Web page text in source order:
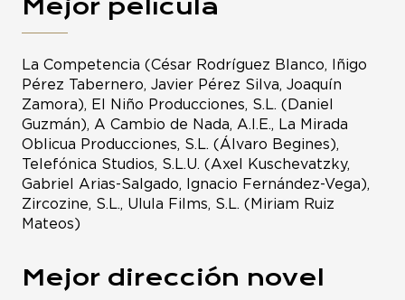
Mejor película
La Competencia (César Rodríguez Blanco, Iñigo
Pérez Tabernero, Javier Pérez Silva, Joaquín
Zamora), El Niño Producciones, S.L. (Daniel
Guzmán), A Cambio de Nada, A.I.E., La Mirada
Oblicua Producciones, S.L. (Álvaro Begines),
Telefónica Studios, S.L.U. (Axel Kuschevatzky,
Gabriel Arias-Salgado, Ignacio Fernández-Vega),
Zircozine, S.L., Ulula Films, S.L. (Miriam Ruiz
Mateos)
Mejor dirección novel